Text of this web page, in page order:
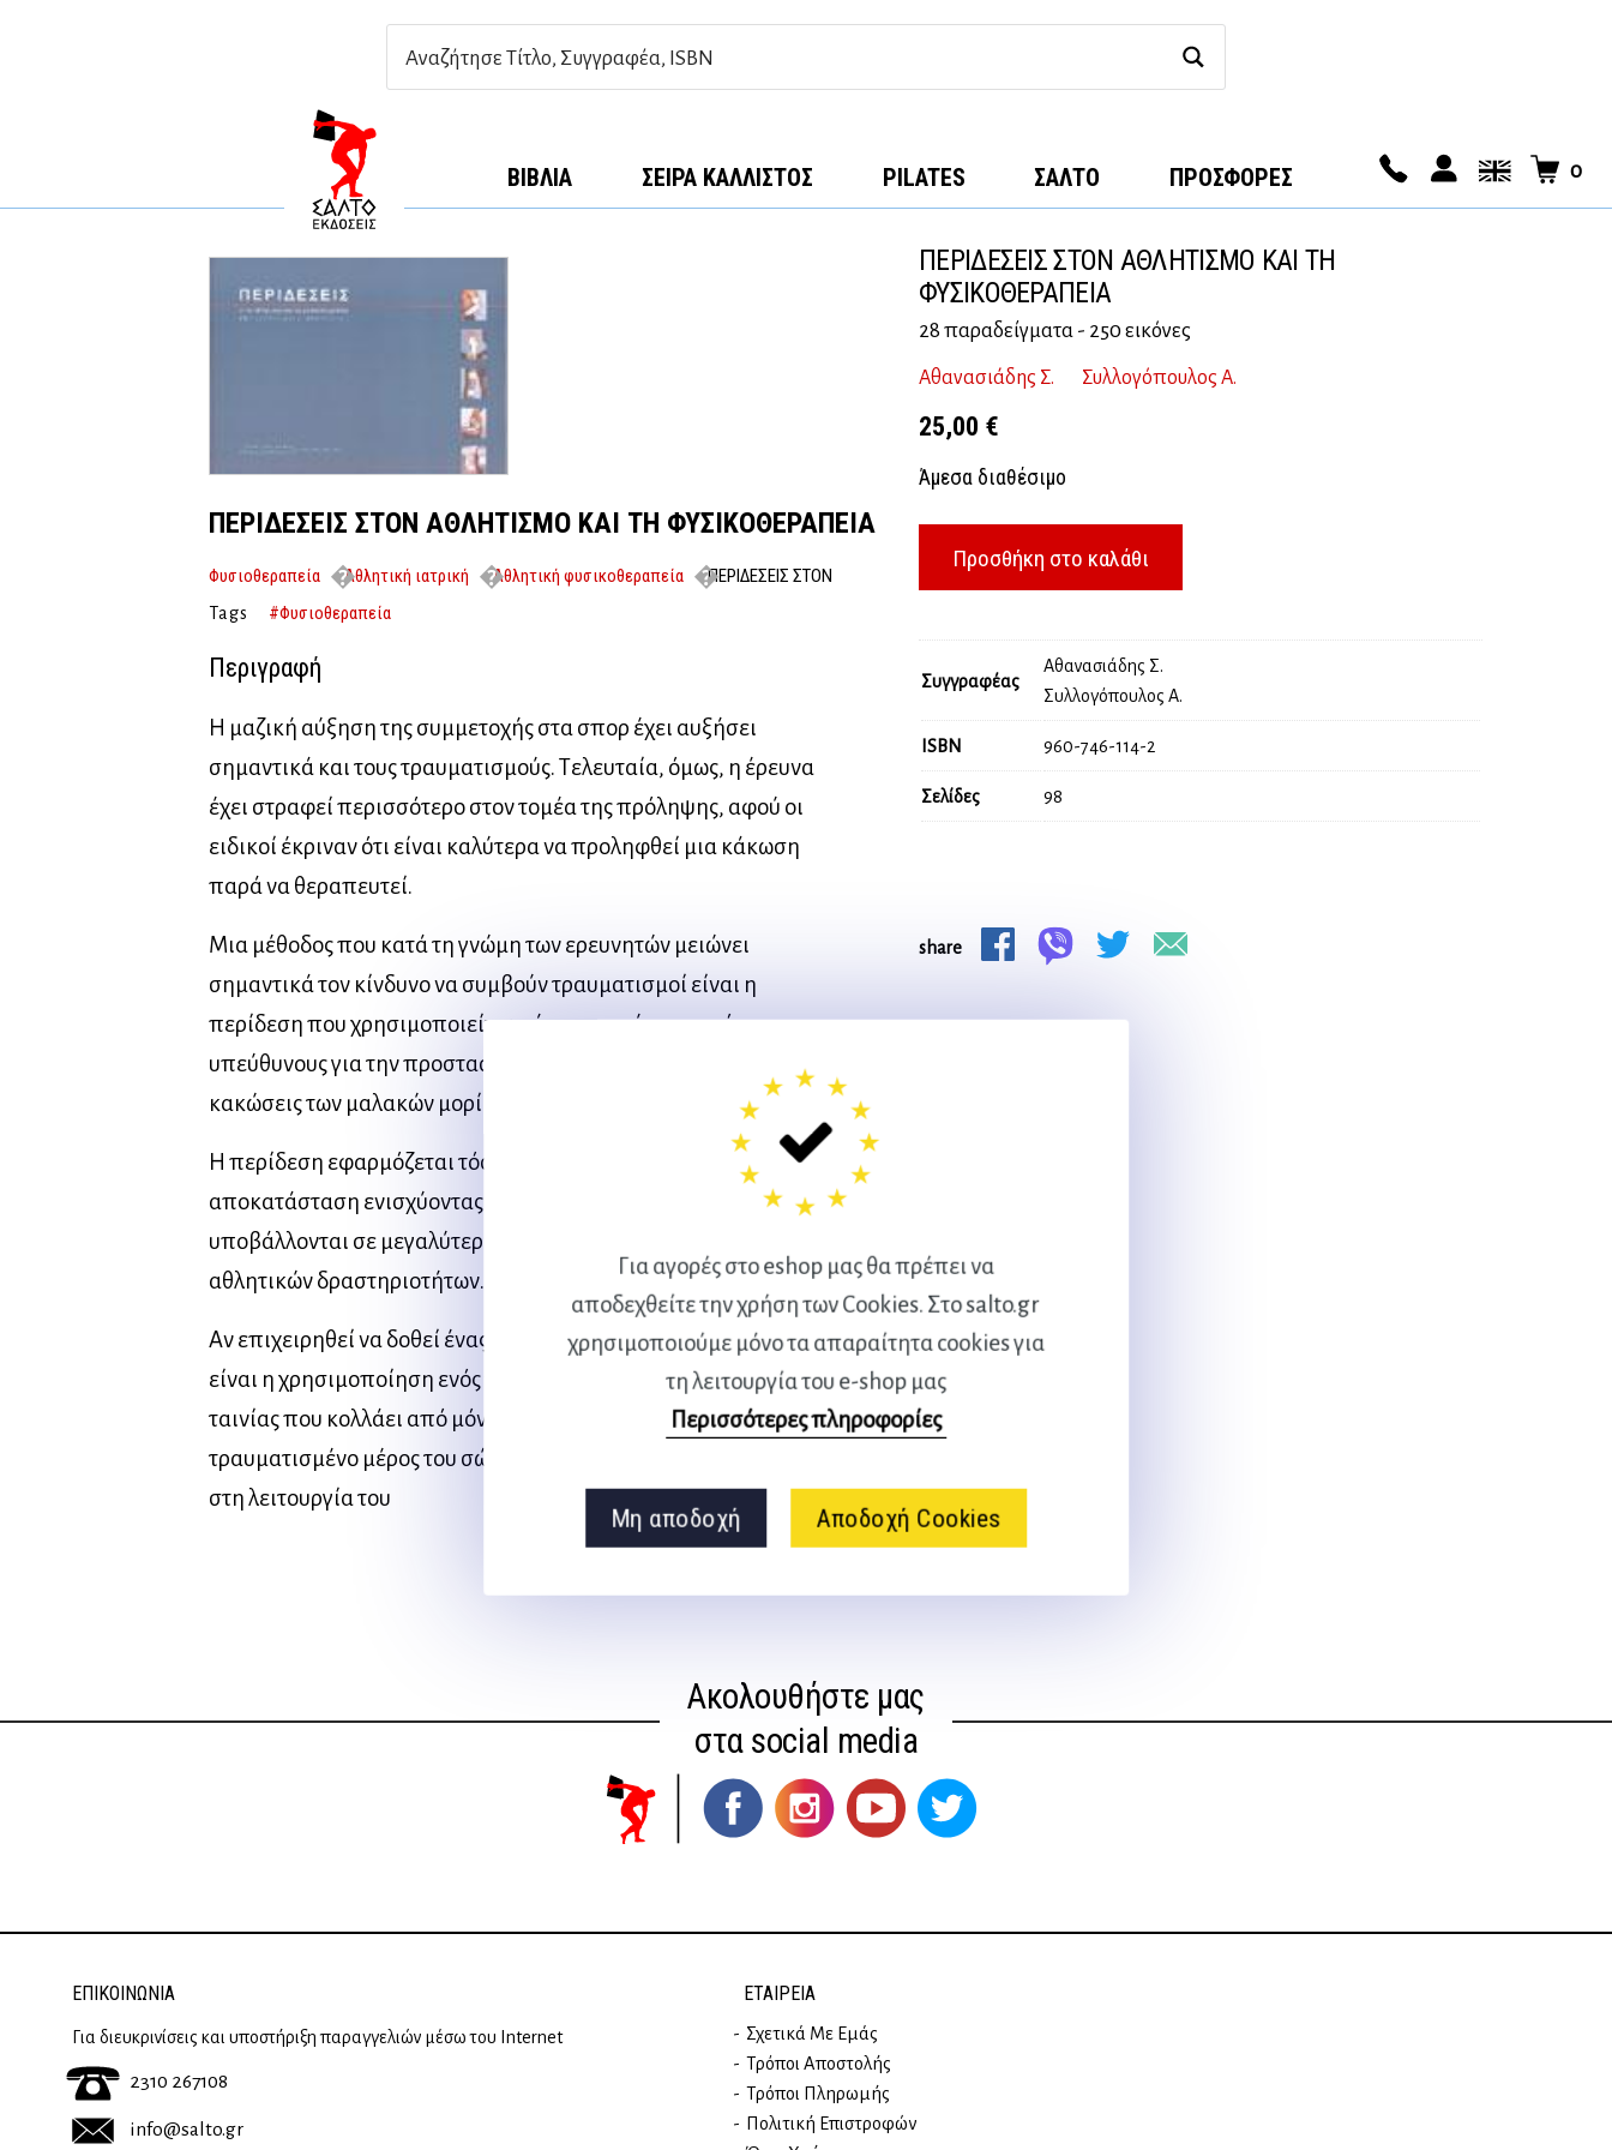
Για αγορές στο eshop μας θα πρέπει να
αποδεχθείτε την χρήση των Cookies. Στο salto.gr
χρησιμοποιούμε μόνο τα απαραίτητα cookies για
τη λειτουργία του e-shop μας
Περισσότερες πληροφορίες
Μη αποδοχή Αποδοχή Cookies
ΒΙΒΛΊΑ ΣΕΙΡΆ ΚΆΛΛΙΣΤΟΣ PILATES ΣΑΛΤΟ ΠΡΟΣΦΟΡΕΣ 0
ΠΕΡΙΔΕΣΕΙΣ ΣΤΟΝ ΑΘΛΗΤΙΣΜΟ ΚΑΙ ΤΗ
ΦΥΣΙΚΟΘΕΡΑΠΕΙΑ
28 παραδείγματα - 250 εικόνες
Αθανασιάδης Σ. Συλλογόπουλος Α.
25,00 €
Άμεσα διαθέσιμο
Προσθήκη στο καλάθι
Συγγραφέας
Αθανασιάδης Σ.
Συλλογόπουλος Α.
ISBN 960-746-114-2
Σελίδες 98
share
ΠΕΡΙΔΕΣΕΙΣ ΣΤΟΝ ΑΘΛΗΤΙΣΜΟ ΚΑΙ ΤΗ ΦΥΣΙΚΟΘΕΡΑΠΕΙΑ
Φυσιοθεραπεία Αθλητική ιατρική Αθλητική φυσικοθεραπεία
ΠΕΡΙΔΕΣΕΙΣ ΣΤΟΝ
ΑΘΛΗΤΙΣΜΟ ΚΑΙ ΤΗ ΦΥΣΙΚΟΘΕΡΑΠΕΙΑ
Tags #Φυσιοθεραπεία
Περιγραφή
Η μαζική αύξηση της συμμετοχής στα σπορ έχει αυξήσει
σημαντικά και τους τραυματισμούς. Τελευταία, όμως, η έρευνα
έχει στραφεί περισσότερο στον τομέα της πρόληψης, αφού οι
ειδικοί έκριναν ότι είναι καλύτερα να προληφθεί μια κάκωση
παρά να θεραπευτεί.
Μια μέθοδος που κατά τη γνώμη των ερευνητών μειώνει
σημαντικά τον κίνδυνο να συμβούν τραυματισμοί είναι η
περίδεση που χρησιμοποιείται σήμερα ευρύτατα από τους
υπεύθυνους για την προστασία των αθλητών από διάφορες
κακώσεις των μαλακών μορίων.
Η περίδεση εφαρμόζεται τόσο για την πρόληψη όσο και για την
αποκατάσταση ενισχύοντας τις αδύνατες δομές που
υποβάλλονται σε μεγαλύτερες επιβαρύνσεις στην εκτέλεση των
αθλητικών δραστηριοτήτων.
Αν επιχειρηθεί να δοθεί ένας ορισμός, θα λεχθεί ότι περίδεση
είναι η χρησιμοποίηση ενός τύπου ελαστικού επιδέσμου ή μιας
ταινίας που κολλάει από μόνη της με σκοπό να υποστηρίζει ενα
τραυματισμένο μέρος του σώματος ή να χωρίς να είναι εμπόδιο
στη λειτουργία του
Ακολουθήστε μας
στα social media
ΕΠΙΚΟΙΝΩΝΊΑ
Για διευκρινίσεις και υποστήριξη παραγγελιών μέσω του Internet
2310 267108
info@salto.gr
ΕΤΑΙΡΕΊΑ
Σχετικά Με Εμάς
Τρόποι Αποστολής
Τρόποι Πληρωμής
Πολιτική Επιστροφών